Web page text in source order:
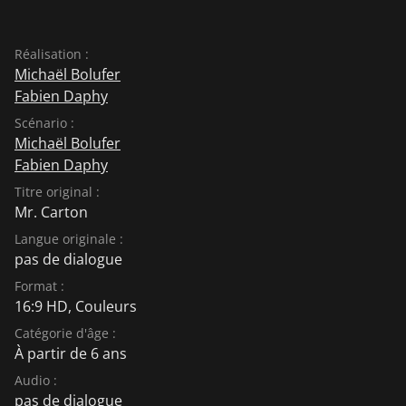
Réalisation :
Michaël Bolufer
Fabien Daphy
Scénario :
Michaël Bolufer
Fabien Daphy
Titre original :
Mr. Carton
Langue originale :
pas de dialogue
Format :
16:9 HD, Couleurs
Catégorie d'âge :
À partir de 6 ans
Audio :
pas de dialogue